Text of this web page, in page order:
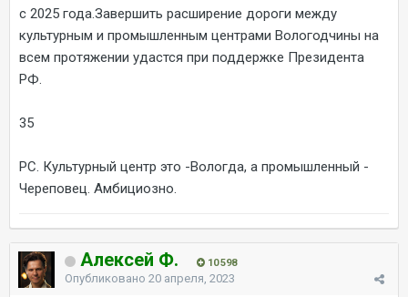
с 2025 года.Завершить расширение дороги между
культурным и промышленным центрами Вологодчины на
всем протяжении удастся при поддержке Президента
РФ.
35
РС. Культурный центр это -Вологда, а промышленный -
Череповец. Амбициозно.
Алексей Ф. 10 598
Опубликовано 20 апреля, 2023